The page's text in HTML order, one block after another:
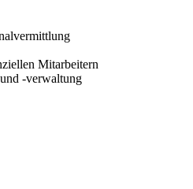
Mitarbeitern
‑verwaltung